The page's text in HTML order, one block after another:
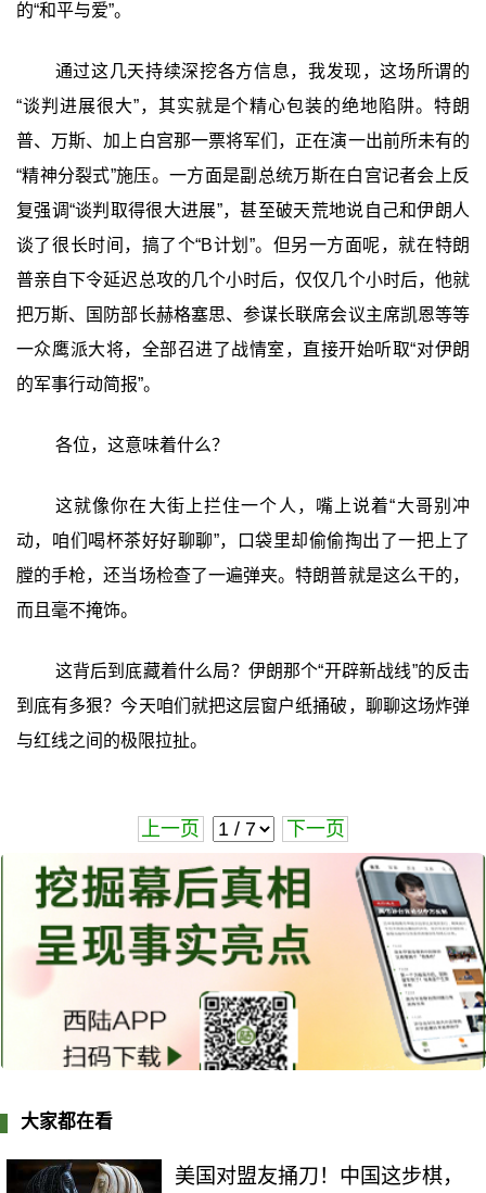
的“和平与爱”。
通过这几天持续深挖各方信息，我发现，这场所谓的
“谈判进展很大”，其实就是个精心包装的绝地陷阱。特朗
普、万斯、加上白宫那一票将军们，正在演一出前所未有的
“精神分裂式”施压。一方面是副总统万斯在白宫记者会上反
复强调“谈判取得很大进展”，甚至破天荒地说自己和伊朗人
谈了很长时间，搞了个“B计划”。但另一方面呢，就在特朗
普亲自下令延迟总攻的几个小时后，仅仅几个小时后，他就
把万斯、国防部长赫格塞思、参谋长联席会议主席凯恩等等
一众鹰派大将，全部召进了战情室，直接开始听取“对伊朗
的军事行动简报”。
各位，这意味着什么？
这就像你在大街上拦住一个人，嘴上说着“大哥别冲
动，咱们喝杯茶好好聊聊”，口袋里却偷偷掏出了一把上了
膛的手枪，还当场检查了一遍弹夹。特朗普就是这么干的，
而且毫不掩饰。
这背后到底藏着什么局？伊朗那个“开辟新战线”的反击
到底有多狠？今天咱们就把这层窗户纸捅破，聊聊这场炸弹
与红线之间的极限拉扯。
上一页 下一页
大家都在看
美国对盟友捅刀！中国这步棋，